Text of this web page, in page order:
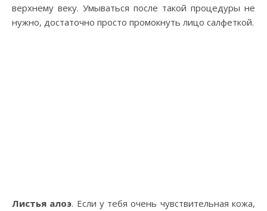
верхнему веку. Умываться после такой процедуры не
нужно, достаточно просто промокнуть лицо салфеткой.
Листья алоэ. Если у тебя очень чувствительная кожа,